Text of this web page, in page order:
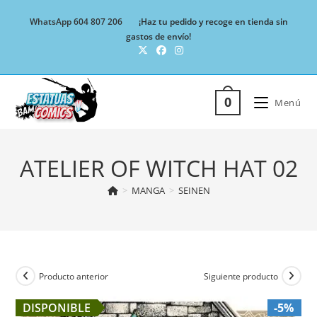
WhatsApp 604 807 206
¡Haz tu pedido y recoge en tienda sin
gastos de envío!
0 Menú
ATELIER OF WITCH HAT 02
> MANGA > SEINEN
Producto anterior Siguiente producto
DISPONIBLE -5%